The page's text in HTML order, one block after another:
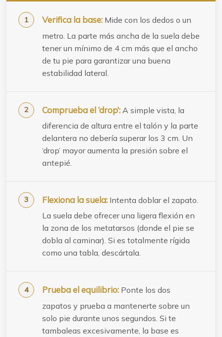
Verifica la base: Mide con los dedos o un
metro. La parte más ancha de la suela debe
tener un mínimo de 4 cm más que el ancho
de tu pie para garantizar una buena
estabilidad lateral.
Comprueba el ‘drop’: A simple vista, la
diferencia de altura entre el talón y la parte
delantera no debería superar los 3 cm. Un
‘drop’ mayor aumenta la presión sobre el
antepié.
Flexiona la suela: Intenta doblar el zapato.
La suela debe ofrecer una ligera flexión en
la zona de los metatarsos (donde el pie se
dobla al caminar). Si es totalmente rígida
como una tabla, descártala.
Prueba el equilibrio: Ponte los dos
zapatos y prueba a mantenerte sobre un
solo pie durante unos segundos. Si te
tambaleas excesivamente, la base es